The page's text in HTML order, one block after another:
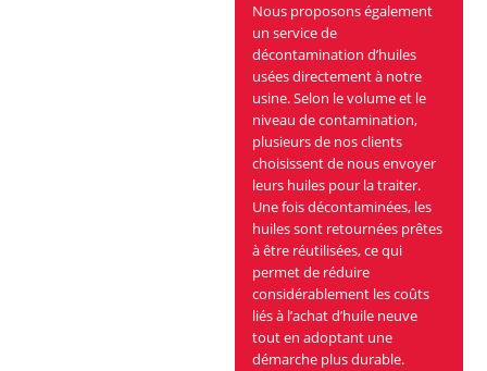
Nous proposons également
un service de
décontamination d’huiles
usées directement à notre
usine. Selon le volume et le
niveau de contamination,
plusieurs de nos clients
choisissent de nous envoyer
leurs huiles pour la traiter.
Une fois décontaminées, les
huiles sont retournées prêtes
à être réutilisées, ce qui
permet de réduire
considérablement les coûts
liés à l’achat d’huile neuve
tout en adoptant une
démarche plus durable.